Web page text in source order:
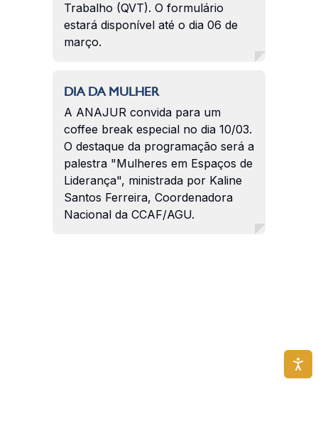
Trabalho (QVT). O formulário
estará disponível até o dia 06 de
março.
DIA DA MULHER
A ANAJUR convida para um
coffee break especial no dia 10/03.
O destaque da programação será a
palestra "Mulheres em Espaços de
Liderança", ministrada por Kaline
Santos Ferreira, Coordenadora
Nacional da CCAF/AGU.